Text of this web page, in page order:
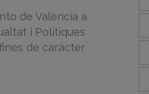
de València a
i Polítiques
de carácter